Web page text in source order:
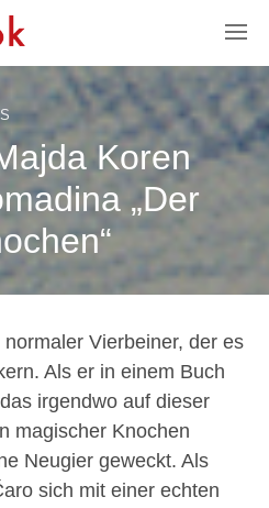
Koren
„Der
Vierbeiner, der es
Als er in einem Buch
irgendwo auf dieser
magischer Knochen
Neugier geweckt. Als
sich mit einer echten